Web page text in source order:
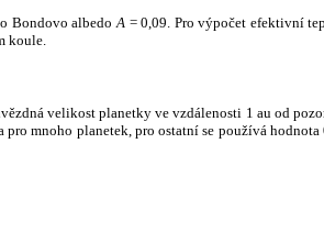
Bondovo albedo A = 0,09. Pro výpočet efektivní
koule.
velikost planetky ve vzdálenosti 1 au od
pro mnoho planetek, pro ostatní se používá